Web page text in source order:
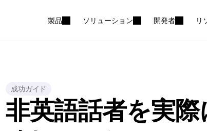
製品 ソリューション 開発者 リ
成功ガイド
非英語話者を実